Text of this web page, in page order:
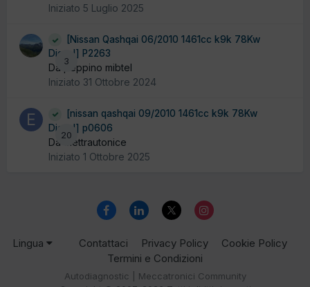
Iniziato 5 Luglio 2025
3
[Nissan Qashqai 06/2010 1461cc k9k 78Kw
Diesel] P2263
Da peppino mibtel
Iniziato 31 Ottobre 2024
20
[nissan qashqai 09/2010 1461cc k9k 78Kw
Diesel] p0606
Da elettrautonice
Iniziato 1 Ottobre 2025
Lingua Contattaci Privacy Policy
Cookie Policy
Termini e Condizioni
Autodiagnostic | Meccatronici Community